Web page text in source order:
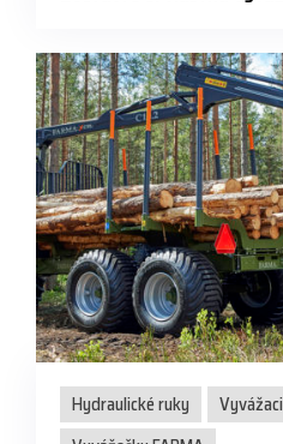
Hydraulické ruky